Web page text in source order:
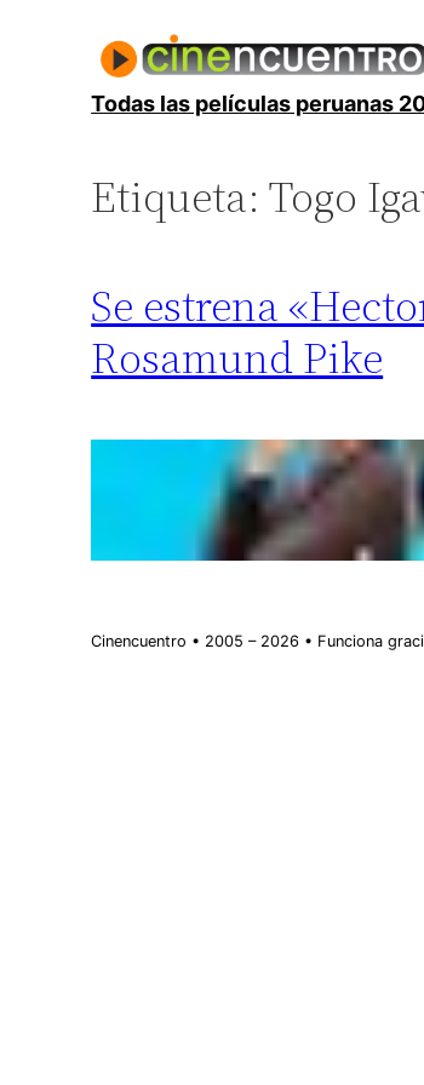
contenidoTodas las películas peruanas
Etiqueta:Togo
Se estrena
Rosamund Pike
Cinencuentro • 2005 – 2026 • Funciona